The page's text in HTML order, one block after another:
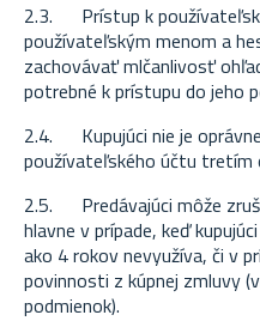
2.3. Prístup k
používateľským menom a
zachovávať mlčanlivosť
potrebné k prístupu do jeho
2.4. Kupujúci nie je
používateľského účtu tretím
2.5. Predávajúci môže
hlavne v prípade, keď
ako 4 rokov nevyužíva, či v
povinnosti z kúpnej zmluvy
podmienok).